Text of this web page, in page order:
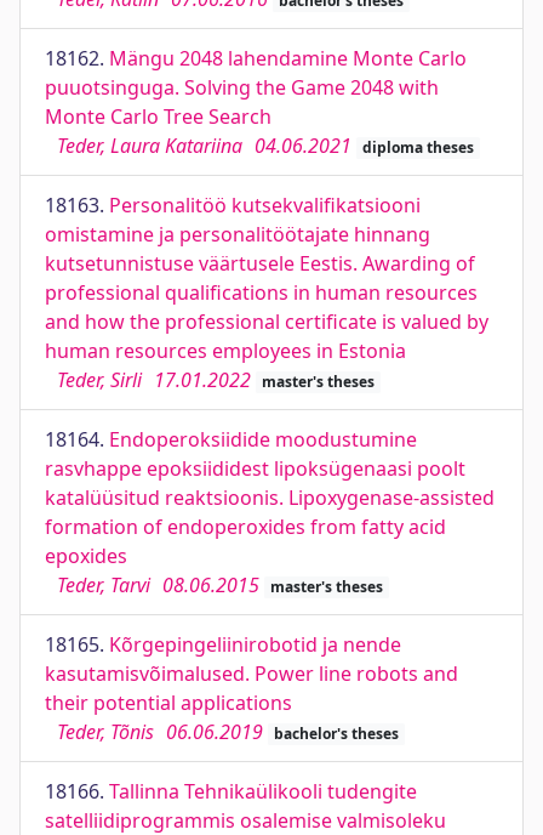
18162. Mängu 2048 lahendamine Monte Carlo
puuotsinguga. Solving the Game 2048 with
Monte Carlo Tree Search
Teder, Laura Katariina 04.06.2021 diploma theses
18163. Personalitöö kutsekvalifikatsiooni
omistamine ja personalitöötajate hinnang
kutsetunnistuse väärtusele Eestis. Awarding of
professional qualifications in human resources
and how the professional certificate is valued by
human resources employees in Estonia
Teder, Sirli 17.01.2022 master's theses
18164. Endoperoksiidide moodustumine
rasvhappe epoksiididest lipoksügenaasi poolt
katalüüsitud reaktsioonis. Lipoxygenase-assisted
formation of endoperoxides from fatty acid
epoxides
Teder, Tarvi 08.06.2015 master's theses
18165. Kõrgepingeliinirobotid ja nende
kasutamisvõimalused. Power line robots and
their potential applications
Teder, Tõnis 06.06.2019 bachelor's theses
18166. Tallinna Tehnikaülikooli tudengite
satelliidiprogrammis osalemise valmisoleku